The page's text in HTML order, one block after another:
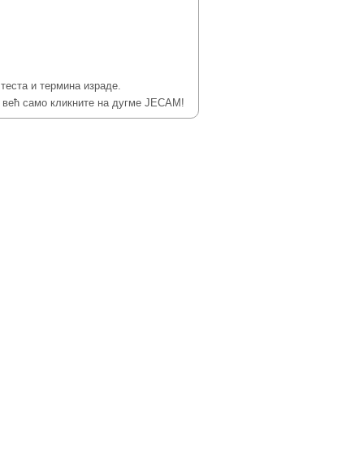
и термина израде.
већ само кликните на дугме ЈЕСАМ!